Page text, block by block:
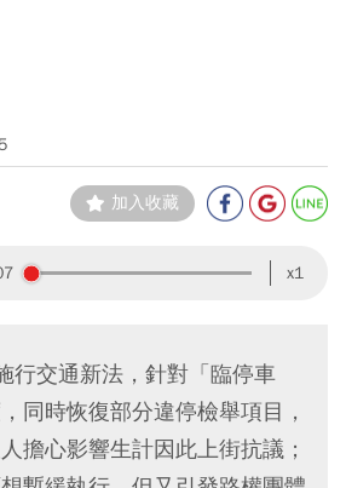
加入收藏
x1
行交通新法，針對「臨停車
同時恢復部分違停檢舉項目，
擔心影響生計因此上街抗議；